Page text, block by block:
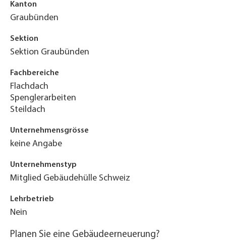
Kanton
Graubünden
Sektion
Sektion Graubünden
Fachbereiche
Flachdach
Spenglerarbeiten
Steildach
Unternehmensgrösse
keine Angabe
Unternehmenstyp
Mitglied Gebäudehülle Schweiz
Lehrbetrieb
Nein
Planen Sie eine Gebäudeerneuerung?